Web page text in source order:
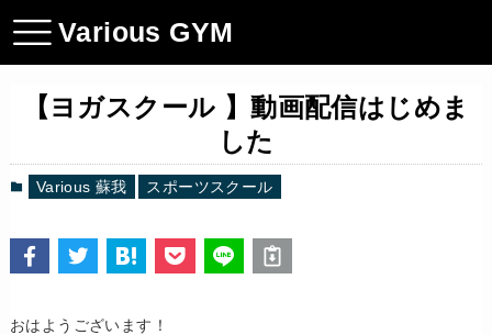
Various GYM
【ヨガスクール 】動画配信はじめま
した
Various 蘇我 スポーツスクール
おはようございます！